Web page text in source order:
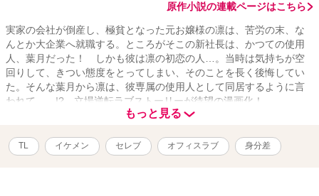
原作小説の連載ページはこちら
実家の会社が倒産し、極貧となった元お嬢様の凛は、苦労の末、な
んとか大企業へ就職する。ところがそこの新社長は、かつての使用
人、葉月だった！ しかも彼は凛の初恋の人…。当時は気持ちが空
回りして、きつい態度をとってしまい、そのことを長く後悔してい
た。そんな葉月から凛は、彼専属の使用人として同居するように言
われて……!? 立場逆転ラブストーリーが待望の漫画化！
もっと見る
TL イケメン セレブ オフィスラブ 身分差